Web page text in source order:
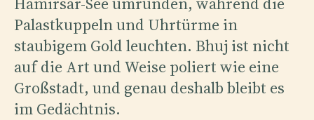
Palastkuppeln und Uhrtürme in
staubigem Gold leuchten. Bhuj ist nicht
auf die Art und Weise poliert wie eine
Großstadt, und genau deshalb bleibt es
im Gedächtnis.